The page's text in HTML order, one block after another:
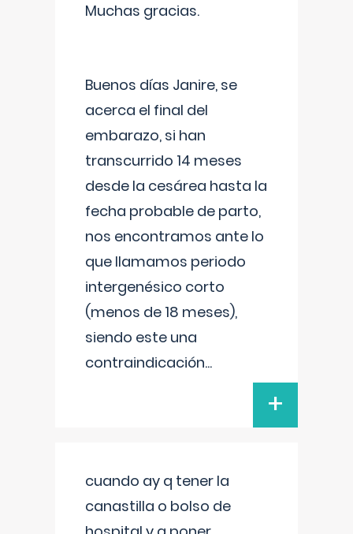
Muchas gracias.
Buenos días Janire, se
acerca el final del
embarazo, si han
transcurrido 14 meses
desde la cesárea hasta la
fecha probable de parto,
nos encontramos ante lo
que llamamos periodo
intergenésico corto
(menos de 18 meses),
siendo este una
contraindicación...
+
cuando ay q tener la
canastilla o bolso de